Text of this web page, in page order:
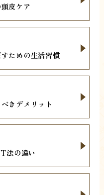
皮ケア
ための生活習慣
きデメリット
法の違い